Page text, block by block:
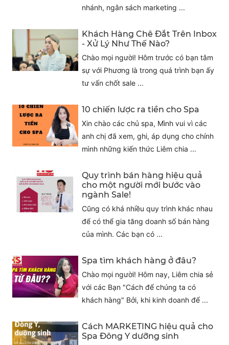
nhánh, ngân sách marketing ...
Khách Hàng Chê Đắt Trên Inbox
- Xử Lý Như Thế Nào?
Chào mọi người! Hôm trước có bạn tâm
sự với Phương là trong quá trình bạn ấy
tư vấn chốt sale ...
10 chiến lược ra tiền cho Spa
Xin chào các chủ spa, Mình vui vì các
anh chị đã xem, ghi, áp dụng cho chính
mình những kiến thức Liêm chia ...
Quy trình bán hàng hiệu quả
cho một người mới bước vào
ngành Sale!
Cũng có khá nhiều quy trình khác nhau
để có thể gia tăng doanh số bán hàng
của mình. Các bạn có ...
Spa tìm khách hàng ở đâu?
Chào mọi người! Hôm nay, Liêm chia sẻ
với các Bạn "Cách để chúng ta có
khách hàng" Bởi, khi kinh doanh để ...
Cách MARKETING hiệu quả cho
Spa Đông Y dưỡng sinh